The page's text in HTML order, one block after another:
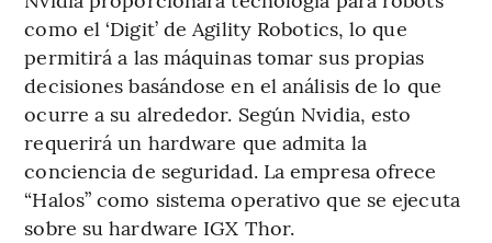
como el ‘Digit’ de Agility Robotics, lo que
permitirá a las máquinas tomar sus propias
decisiones basándose en el análisis de lo que
ocurre a su alrededor. Según Nvidia, esto
requerirá un hardware que admita la
conciencia de seguridad. La empresa ofrece
“Halos” como sistema operativo que se ejecuta
sobre su hardware IGX Thor.